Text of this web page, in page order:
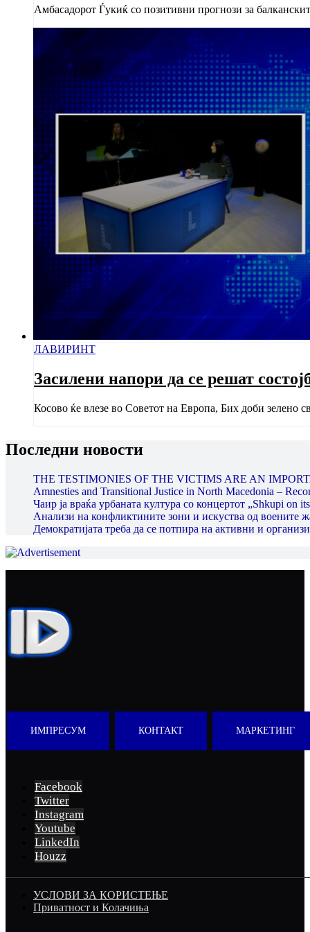
Амбасадорот Ѓукиќ со позитивни прогнози за
ЛАВИРИНТ
Засилени напори да се решат
Косово ќе влезе во Советот на Европа, Бих доби зелено
Последни новости
THE TESTIMONIES OF THE VICTIMS ARE AN
Amnesties and Transitional Justice in North Macedonia –
Чаир ја враќа урбаната култура со концертот „Shkupi on
Анализи на конфликтините зони и искуства од воените
Демократијата треба да се потпира на активни и
ИМПРЕСУМ КОНТАКТ МАРКЕТИНГ
Facebook
Twitter
Instagram
Youtube
LinkedIn
Houzz
УСЛОВИ ЗА КОРИСТЕЊЕ
Приватност и Колачиња